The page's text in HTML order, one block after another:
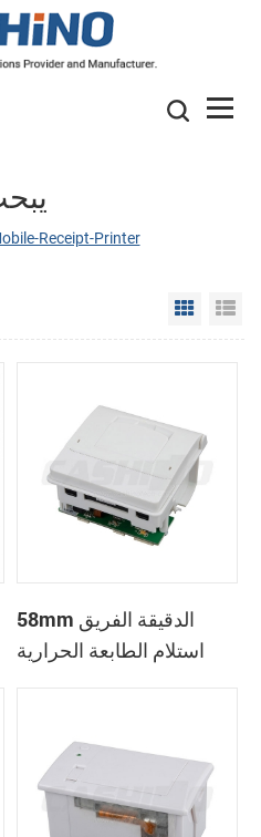
Receipt-Printer
Grid
58mm الدقيقة الفريق
استلام الطابعة الحرارية